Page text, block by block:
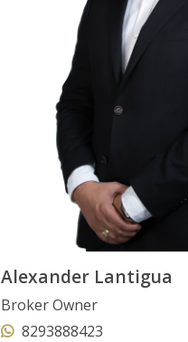
Alexander Lantigua
Broker Owner
8293888423